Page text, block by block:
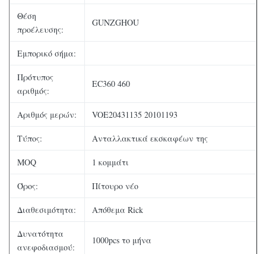
Θέση
προέλευσης:
GUNZGHOU
Εμπορικό σήμα:
Πρότυπος
αριθμός:
EC360 460
Αριθμός μερών: VOE20431135 20101193
Τύπος: Ανταλλακτικά εκσκαφέων της
MOQ 1 κομμάτι
Όρος: Πίτουρο νέο
Διαθεσιμότητα: Απόθεμα Rick
Δυνατότητα
ανεφοδιασμού:
1000pcs το μήνα